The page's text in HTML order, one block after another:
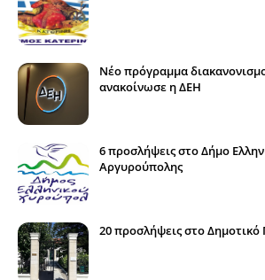
Νέο πρόγραμμα
ανακοίνωσε η ΔΕΗ
6 προσλήψεις στο Δήμο
Αργυρούπολης
20 προσλήψεις στο Δημοτικό